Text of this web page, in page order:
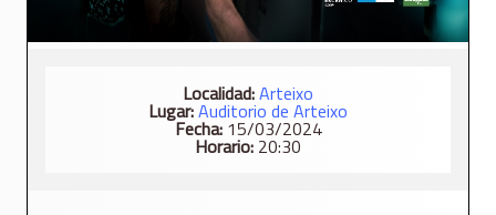
Localidad:Arteixo
Lugar:Auditorio de Arteixo
Fecha:15/03/2024
Horario: 20:30